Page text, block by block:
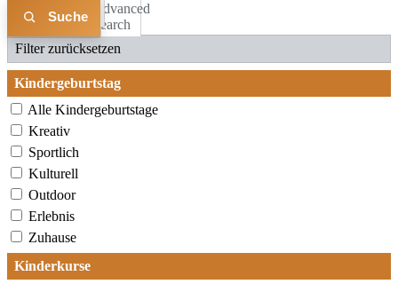
Advanced
Search
Liste Karte
Filter zurücksetzen
Kindergeburtstag
Alle Kindergeburtstage
Kreativ
Sportlich
Kulturell
Outdoor
Erlebnis
Zuhause
Kinderkurse